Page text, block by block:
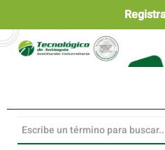
Contenido
principal